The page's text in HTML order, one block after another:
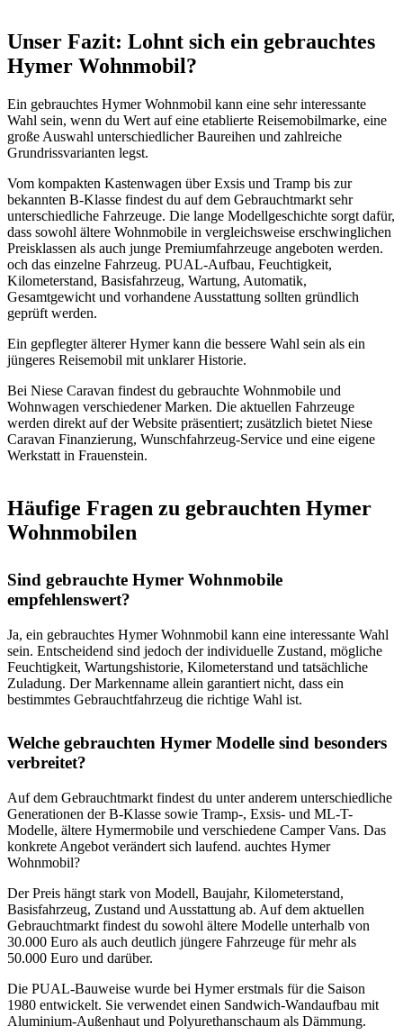
Unser Fazit: Lohnt sich ein gebrauchtes
Hymer Wohnmobil?
Ein gebrauchtes Hymer Wohnmobil kann eine sehr interessante
Wahl sein, wenn du Wert auf eine etablierte Reisemobilmarke, eine
große Auswahl unterschiedlicher Baureihen und zahlreiche
Grundrissvarianten legst.
Vom kompakten Kastenwagen über Exsis und Tramp bis zur
bekannten B-Klasse findest du auf dem Gebrauchtmarkt sehr
unterschiedliche Fahrzeuge. Die lange Modellgeschichte sorgt dafür,
dass sowohl ältere Wohnmobile in vergleichsweise erschwinglichen
Preisklassen als auch junge Premiumfahrzeuge angeboten werden.
och das einzelne Fahrzeug. PUAL-Aufbau, Feuchtigkeit,
Kilometerstand, Basisfahrzeug, Wartung, Automatik,
Gesamtgewicht und vorhandene Ausstattung sollten gründlich
geprüft werden.
Ein gepflegter älterer Hymer kann die bessere Wahl sein als ein
jüngeres Reisemobil mit unklarer Historie.
Bei Niese Caravan findest du gebrauchte Wohnmobile und
Wohnwagen verschiedener Marken. Die aktuellen Fahrzeuge
werden direkt auf der Website präsentiert; zusätzlich bietet Niese
Caravan Finanzierung, Wunschfahrzeug-Service und eine eigene
Werkstatt in Frauenstein.
Häufige Fragen zu gebrauchten Hymer
Wohnmobilen
Sind gebrauchte Hymer Wohnmobile
empfehlenswert?
Ja, ein gebrauchtes Hymer Wohnmobil kann eine interessante Wahl
sein. Entscheidend sind jedoch der individuelle Zustand, mögliche
Feuchtigkeit, Wartungshistorie, Kilometerstand und tatsächliche
Zuladung. Der Markenname allein garantiert nicht, dass ein
bestimmtes Gebrauchtfahrzeug die richtige Wahl ist.
Welche gebrauchten Hymer Modelle sind besonders
verbreitet?
Auf dem Gebrauchtmarkt findest du unter anderem unterschiedliche
Generationen der B-Klasse sowie Tramp-, Exsis- und ML-T-
Modelle, ältere Hymermobile und verschiedene Camper Vans. Das
konkrete Angebot verändert sich laufend. auchtes Hymer
Wohnmobil?
Der Preis hängt stark von Modell, Baujahr, Kilometerstand,
Basisfahrzeug, Zustand und Ausstattung ab. Auf dem aktuellen
Gebrauchtmarkt findest du sowohl ältere Modelle unterhalb von
30.000 Euro als auch deutlich jüngere Fahrzeuge für mehr als
50.000 Euro und darüber.
Die PUAL-Bauweise wurde bei Hymer erstmals für die Saison
1980 entwickelt. Sie verwendet einen Sandwich-Wandaufbau mit
Aluminium-Außenhaut und Polyurethanschaum als Dämmung.